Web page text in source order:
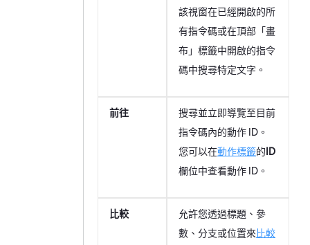
該視窗在已經開啟的所
有指令碼或在頂部「畫
布」標籤中開啟的指令
碼中搜尋特定文字。
前往
搜尋並立即導覽至目前
指令碼內的動作 ID。
您可以在動作標籤的ID
欄位中查看動作 ID。
比較
允許您透過標題、參
數、分支或位置來比較